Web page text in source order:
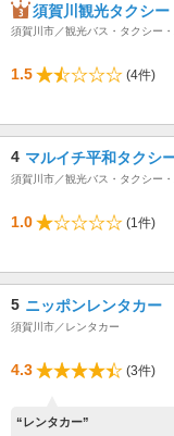
須賀川観光タクシー
須賀川市／観光バス・タクシー
1.5 (4件)
4 マルイチ平和タクシ
須賀川市／観光バス・タクシー
1.0 (1件)
5 ニッポンレンタカー
須賀川市／レンタカー
4.3 (3件)
“レンタカー”